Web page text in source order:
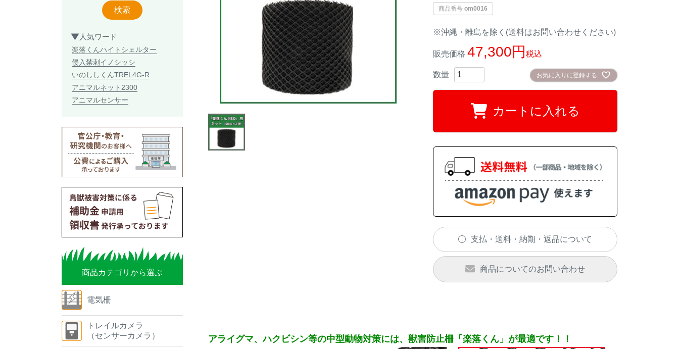
検索
人気ワード
楽落くんハイトシェルター
侵入禁刺 イノシッシ
いのししくんTREL4G-R
アニマルネット2300
アニマルセンサー
商品カテゴリから選ぶ
電気柵
トレイルカメラ
（センサーカメラ）
商品番号 om0016
※沖縄・離島を除く(送料はお問い合わせください)
販売価格 47,300 税込
お気に入りに登録する
カートに入れる
支払・送料・納期・返品について
商品についてのお問い合わせ
アライグマ、ハクビシン等の中型動物対策には、獣害防止柵「楽落くん」が最適です！！